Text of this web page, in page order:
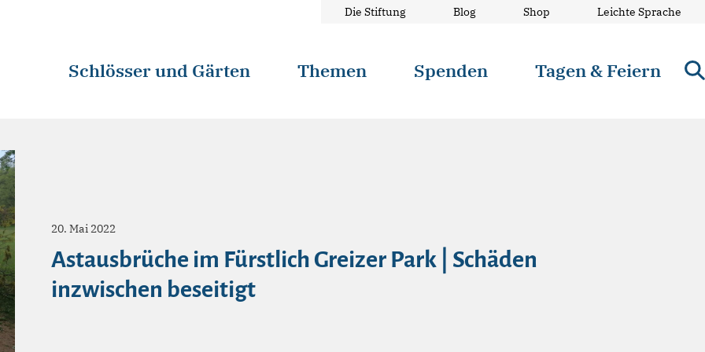
Die Stiftung Blog Shop Leichte Sprache
Schlösser und Gärten Themen Spenden Tagen & Feiern
20. Mai 2022
Astausbrüche im Fürstlich Greizer Park | Schäden
inzwischen beseitigt